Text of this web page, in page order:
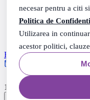
necesar pentru a citi
Politica de
Utilizarea in
acestor politici,
Expressor cafea, putere
Rate 0% dobanda cu TBI
174 34